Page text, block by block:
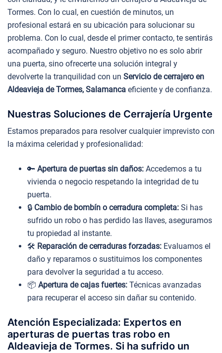
Tormes. Con lo cual, en cuestión de minutos, un
profesional estará en su ubicación para solucionar su
problema. Con lo cual, desde el primer contacto, te sentirás
acompañado y seguro. Nuestro objetivo no es solo abrir
una puerta, sino ofrecerte una solución integral y
devolverte la tranquilidad con un Servicio de cerrajero en
Aldeavieja de Tormes, Salamanca eficiente y de confianza.
Nuestras Soluciones de Cerrajería Urgente
Estamos preparados para resolver cualquier imprevisto con
la máxima celeridad y profesionalidad:
🔑 Apertura de puertas sin daños: Accedemos a tu
vivienda o negocio respetando la integridad de tu
puerta.
🔒 Cambio de bombín o cerradura completa: Si has
sufrido un robo o has perdido las llaves, aseguramos
tu propiedad al instante.
🛠️ Reparación de cerraduras forzadas: Evaluamos el
daño y reparamos o sustituimos los componentes
para devolver la seguridad a tu acceso.
📦 Apertura de cajas fuertes: Técnicas avanzadas
para recuperar el acceso sin dañar su contenido.
Atención Especializada: Expertos en
aperturas de puertas tras robo en
Aldeavieja de Tormes. Si ha sufrido un